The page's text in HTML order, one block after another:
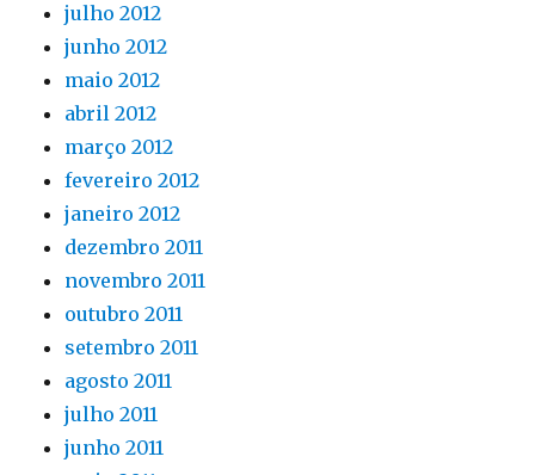
julho 2012
junho 2012
maio 2012
abril 2012
março 2012
fevereiro 2012
janeiro 2012
dezembro 2011
novembro 2011
outubro 2011
setembro 2011
agosto 2011
julho 2011
junho 2011